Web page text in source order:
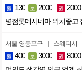
월 130 보 2000 권 2000
병점롯데시네마 위치좋고
서울 영등포구 | 스웨디시
월 400 보 3000 권 8000